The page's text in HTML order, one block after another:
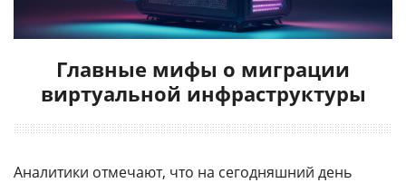
Главные мифы о миграции
виртуальной инфраструктуры
Аналитики отмечают, что на сегодняшний день